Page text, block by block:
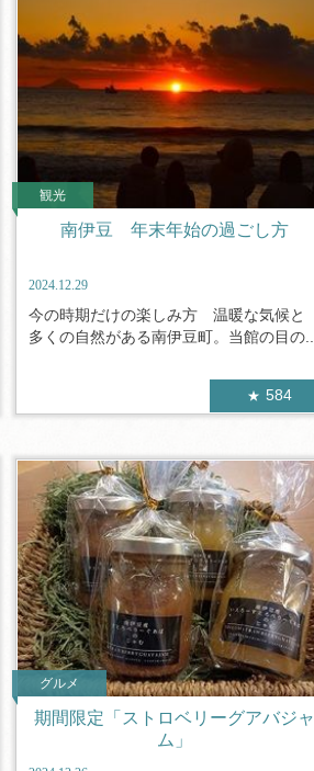
観光
南伊豆 年末年始の過ごし方
2024.12.29
今の時期だけの楽しみ方 温暖な気候と
多くの自然がある南伊豆町。当館の目の...
584
グルメ
期間限定「ストロベリーグアバジャ
ム」